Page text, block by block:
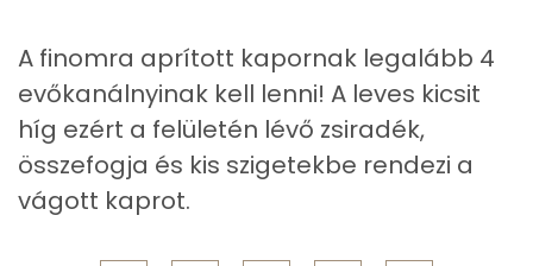
Zsír
Összesen
Telített zsírsav
1 g
A finomra aprított kapornak legalább 4
evőkanálnyinak kell lenni! A leves kicsit
híg ezért a felületén lévő zsiradék,
összefogja és kis szigetekbe rendezi a
vágott kaprot.